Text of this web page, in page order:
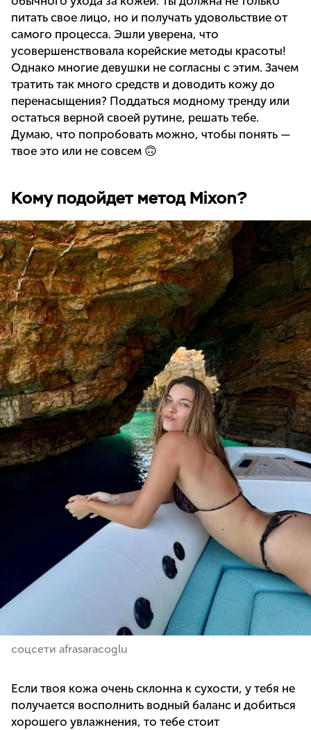
питать свое лицо, но и получать удовольствие от
самого процесса. Эшли уверена, что
усовершенствовала корейские методы красоты!
Однако многие девушки не согласны с этим. Зачем
тратить так много средств и доводить кожу до
перенасыщения? Поддаться модному тренду или
остаться верной своей рутине, решать тебе.
Думаю, что попробовать можно, чтобы понять —
твое это или не совсем 🙃
Кому подойдет метод Mixon?
соцсети afrasaracoglu
Если твоя кожа очень склонна к сухости, у тебя не
получается восполнить водный баланс и добиться
хорошего увлажнения, то тебе стоит